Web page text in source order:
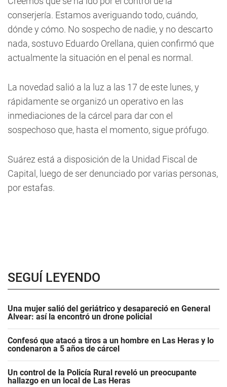
conserjería. Estamos averiguando todo, cuándo,
dónde y cómo. No sospecho de nadie, y no descarto
nada, sostuvo Eduardo Orellana, quien confirmó que
actualmente la situación en el penal es normal.
La novedad salió a la luz a las 17 de este lunes, y
rápidamente se organizó un operativo en las
inmediaciones de la cárcel para dar con el
sospechoso que, hasta el momento, sigue prófugo.
Suárez está a disposición de la Unidad Fiscal de
Capital, luego de ser denunciado por varias personas,
por estafas.
SEGUÍ LEYENDO
Una mujer salió del geriátrico y desapareció en General
Alvear: así la encontró un drone policial
Confesó que atacó a tiros a un hombre en Las Heras y lo
condenaron a 5 años de cárcel
Un control de la Policía Rural reveló un preocupante
hallazgo en un local de Las Heras